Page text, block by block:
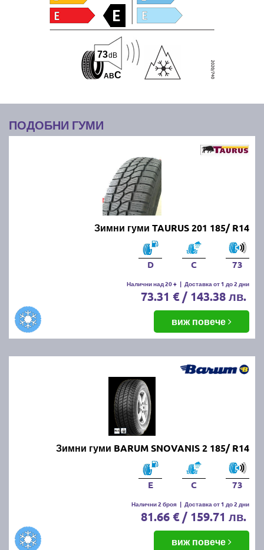
ABC
73dB
ПОДОБНИ ГУМИ
Зимни гуми TAURUS 201 185/ R14
D C 73
Налични над 20 + | Доставка от 1 до 2 дни
73.31 € / 143.38 лв.
виж повече
Зимни гуми BARUM SNOVANIS 2 185/ R14
E C 73
Налични 2 броя | Доставка от 1 до 2 дни
81.66 € / 159.71 лв.
виж повече